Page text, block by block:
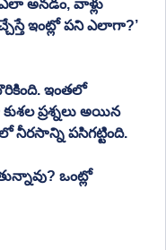
అనడం, వాళ్లు
ఇంట్లో పని ఎలాగా?’
ఇంతలో
ప్రశ్నలు అయిన
నీరసాన్ని పసిగట్టింది.
ఒంట్లో